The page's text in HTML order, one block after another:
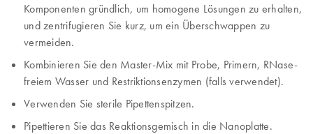
Komponenten gründlich, um homogene Lösungen zu erhalten,
und zentrifugieren Sie kurz, um ein Überschwappen zu
vermeiden.
Kombinieren Sie den Master-Mix mit Probe, Primern, RNase-
freiem Wasser und Restriktionsenzymen (falls verwendet).
Verwenden Sie sterile Pipettenspitzen.
Pipettieren Sie das Reaktionsgemisch in die Nanoplatte.